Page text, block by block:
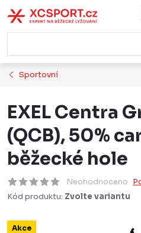
na
obsah
Sportovní
EXEL Centra
(QCB), 50%
běžecké hole
Neohodnoceno
Kód produktu: Zvolte variantu
Akce